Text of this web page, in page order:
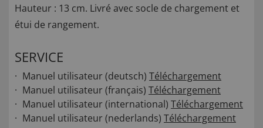
Hauteur : 13 cm. Livré avec socle de chargement et
étui de rangement.
SERVICE
Manuel utilisateur (deutsch) Téléchargement
Manuel utilisateur (français) Téléchargement
Manuel utilisateur (international) Téléchargement
Manuel utilisateur (nederlands) Téléchargement